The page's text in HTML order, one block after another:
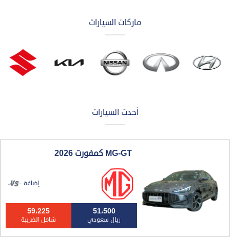
ماركات السيارات
أحدث السيارات
MG-GT كمفورت 2026
إضافة
51،500
ريال سعودي
59،225
شامل الضريبة